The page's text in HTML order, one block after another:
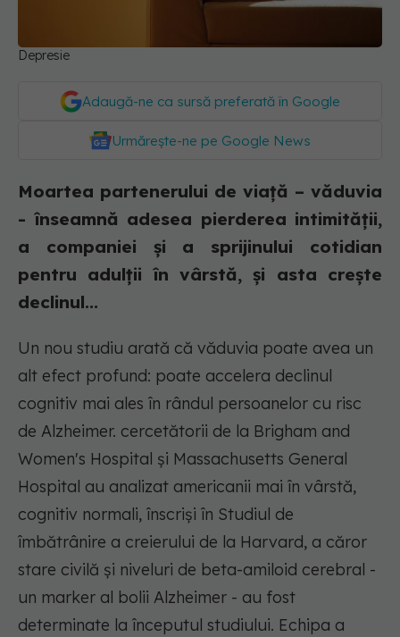
Depresie
Adaugă-ne ca sursă preferată în Google
Urmărește-ne pe Google News
Moartea partenerului de viață – văduvia
- înseamnă adesea pierderea intimității,
a companiei și a sprijinului cotidian
pentru adulții în vârstă, și asta crește
declinul...
Un nou studiu arată că văduvia poate avea un
alt efect profund: poate accelera declinul
cognitiv mai ales în rândul persoanelor cu risc
de Alzheimer. cercetătorii de la Brigham and
Women's Hospital și Massachusetts General
Hospital au analizat americanii mai în vârstă,
cognitiv normali, înscriși în Studiul de
îmbătrânire a creierului de la Harvard, a căror
stare civilă și niveluri de beta-amiloid cerebral -
un marker al bolii Alzheimer - au fost
determinate la începutul studiului. Echipa a